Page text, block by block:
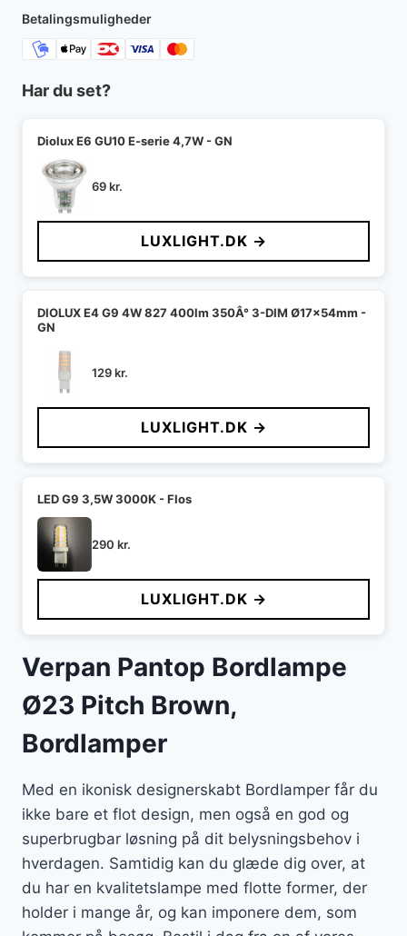
1.845 kr..
Betalingsmuligheder
Har du set?
Diolux E6 GU10 E-serie 4,7W - GN
69kr.
LUXLIGHT.DK →
DIOLUX E4 G9 4W 827 400lm 350Â° 3-DIM Ø17x54mm -
GN
129kr.
LUXLIGHT.DK →
LED G9 3,5W 3000K - Flos
290 kr.
LUXLIGHT.DK →
Verpan Pantop Bordlampe
Ø23 Pitch Brown,
Bordlamper
Med en ikonisk designerskabt Bordlamper får du
ikke bare et flot design, men også en god og
superbrugbar løsning på dit belysningsbehov i
hverdagen. Samtidig kan du glæde dig over, at
du har en kvalitetslampe med flotte former, der
holder i mange år, og kan imponere dem, som